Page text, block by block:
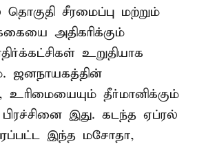
தொகுதி சீரமைப்பு மற்றும்
அதிகரிக்கும்
உறுதியாக
ஜனநாயகத்தின்
உரிமையையும் தீர்மானிக்கும்
இது. கடந்த ஏப்ரல்
இந்த மசோதா,